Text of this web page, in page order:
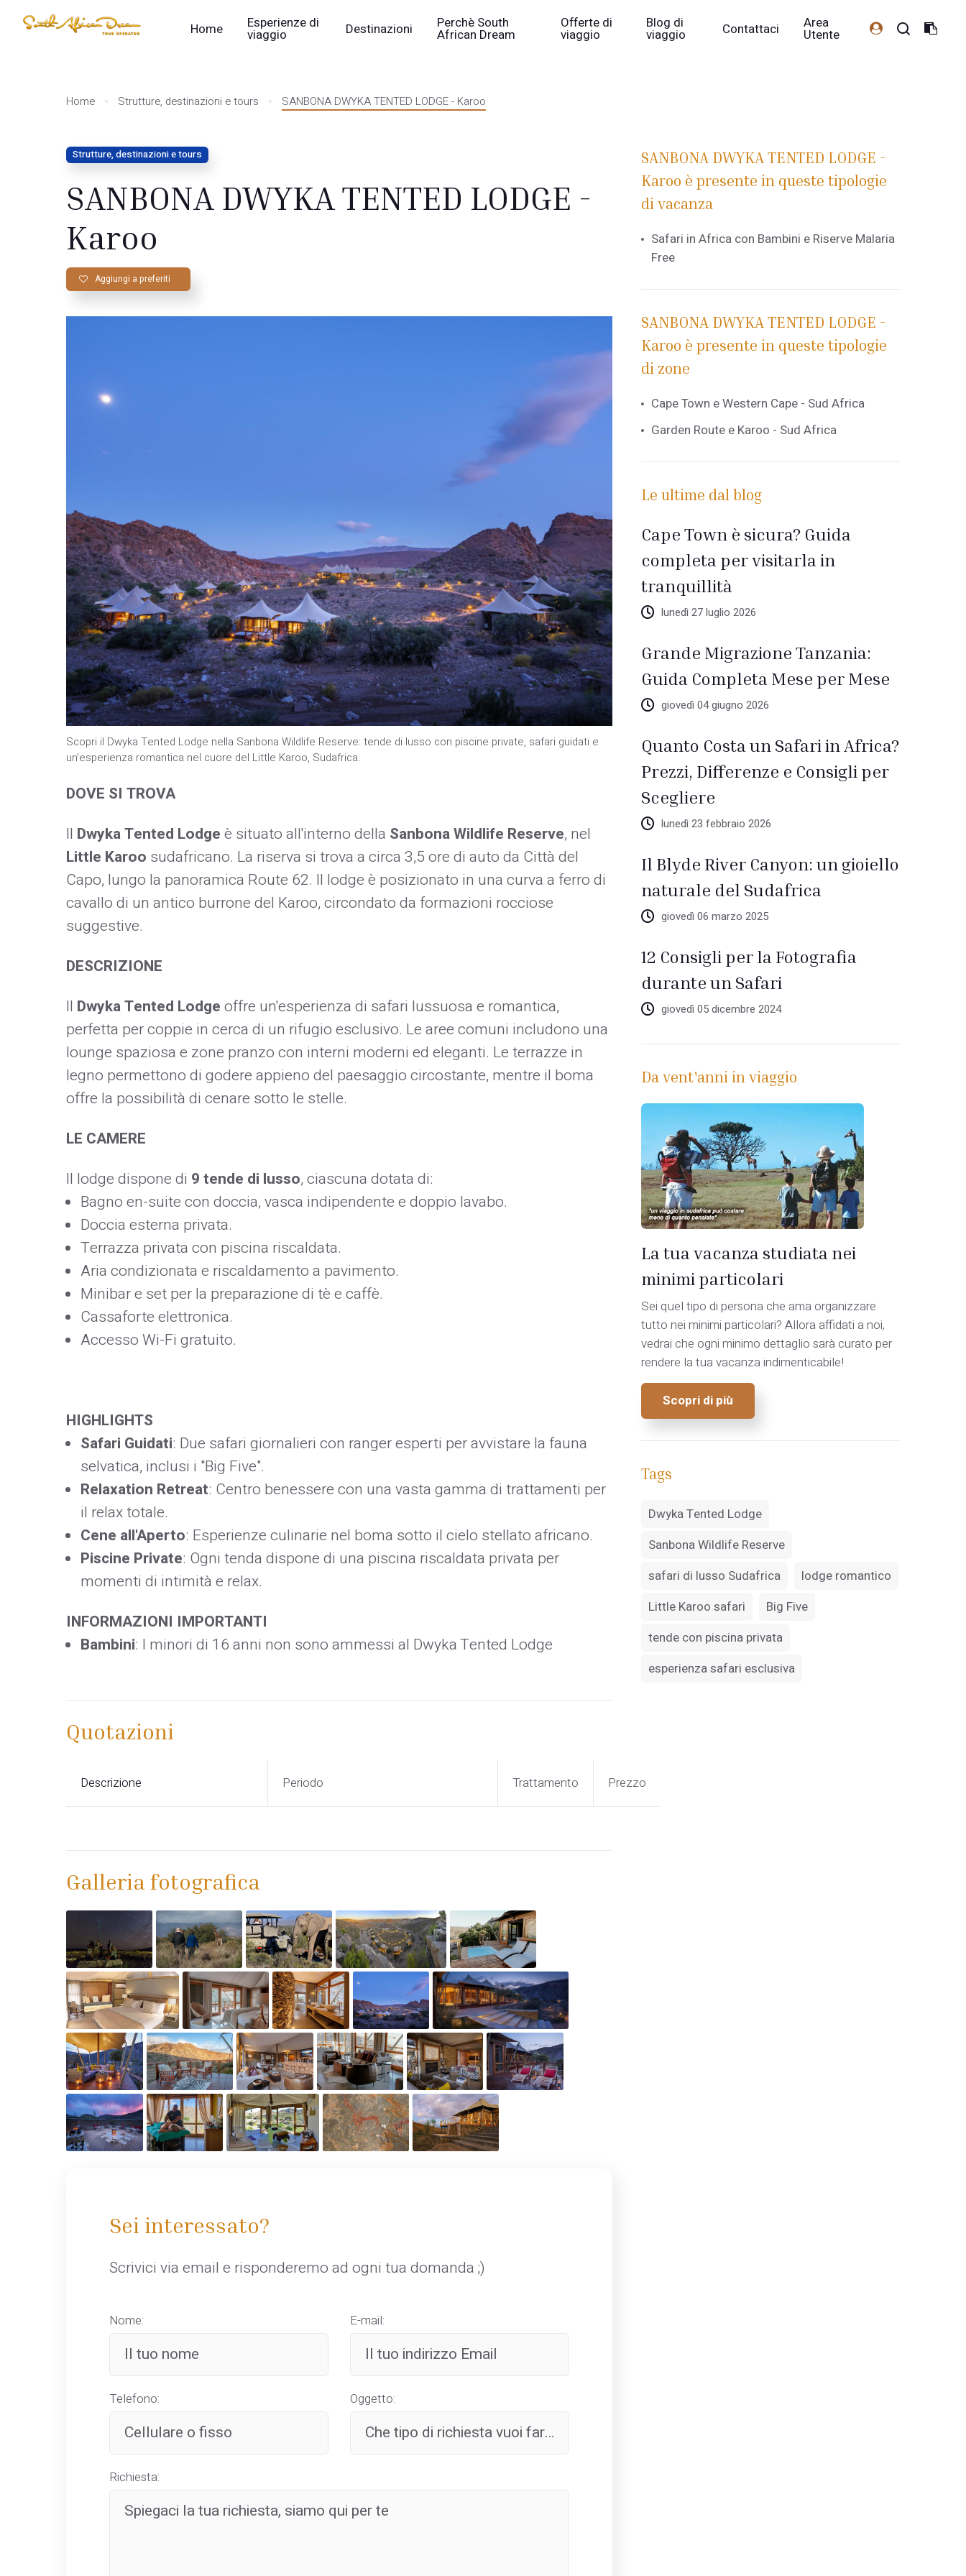
Home Esperienze di
viaggio Destinazioni Perchè South
African Dream
Offerte di
viaggio
Blog di
viaggio Contattaci Area
Utente
Home Strutture, destinazioni e tours SANBONA DWYKA TENTED LODGE - Karoo
Strutture, destinazioni e tours
SANBONA DWYKA TENTED LODGE -
Karoo
Aggiungi a preferiti
Scopri il Dwyka Tented Lodge nella Sanbona Wildlife Reserve: tende di lusso con piscine private, safari guidati e
un'esperienza romantica nel cuore del Little Karoo, Sudafrica.
DOVE SI TROVA
Il Dwyka Tented Lodgeè situato all'interno della Sanbona Wildlife Reserve, nel
Little Karoo sudafricano. La riserva si trova a circa 3,5 ore di auto da Città del
Capo, lungo la panoramica Route 62. Il lodge è posizionato in una curva a ferro di
cavallo di un antico burrone del Karoo, circondato da formazioni rocciose
suggestive. ​
DESCRIZIONE
Il Dwyka Tented Lodgeoffre un'esperienza di safari lussuosa e romantica,
perfetta per coppie in cerca di un rifugio esclusivo. Le aree comuni includono una
lounge spaziosa e zone pranzo con interni moderni ed eleganti. Le terrazze in
legno permettono di godere appieno del paesaggio circostante, mentre il boma
offre la possibilità di cenare sotto le stelle. ​
LE CAMERE
Il lodge dispone di 9 tende di lusso, ciascuna dotata di:​
Bagno en-suite con doccia, vasca indipendente e doppio lavabo.​
Doccia esterna privata.​
Terrazza privata con piscina riscaldata.​
Aria condizionata e riscaldamento a pavimento.​
Minibar e set per la preparazione di tè e caffè.​
Cassaforte elettronica.​
Accesso Wi-Fi gratuito.​
HIGHLIGHTS
Safari Guidati: Due safari giornalieri con ranger esperti per avvistare la fauna
selvatica, inclusi i "Big Five".​
Relaxation Retreat: Centro benessere con una vasta gamma di trattamenti per
il relax totale.​
Cene all'Aperto: Esperienze culinarie nel boma sotto il cielo stellato africano.​
Piscine Private: Ogni tenda dispone di una piscina riscaldata privata per
momenti di intimità e relax.​
INFORMAZIONI IMPORTANTI
Bambini: I minori di 16 anni non sono ammessi al Dwyka Tented Lodge
Quotazioni
Descrizione Periodo Trattamento Prezzo
Galleria fotografica
Sei interessato?
Scrivici via email e risponderemo ad ogni tua domanda ;)
Nome: E-mail:
Telefono: Oggetto:
Richiesta:
SANBONA DWYKA TENTED LODGE -
Karoo è presente in queste tipologie
di vacanza
Safari in Africa con Bambini e Riserve Malaria
Free
SANBONA DWYKA TENTED LODGE -
Karoo è presente in queste tipologie
di zone
Cape Town e Western Cape - Sud Africa
Garden Route e Karoo - Sud Africa
Le ultime dal blog
Cape Town è sicura? Guida
completa per visitarla in
tranquillità
lunedì 27 luglio 2026
Grande Migrazione Tanzania:
Guida Completa Mese per Mese
giovedì 04 giugno 2026
Quanto Costa un Safari in Africa?
Prezzi, Differenze e Consigli per
Scegliere
lunedì 23 febbraio 2026
Il Blyde River Canyon: un gioiello
naturale del Sudafrica
giovedì 06 marzo 2025
12 Consigli per la Fotografia
durante un Safari
giovedì 05 dicembre 2024
Da vent'anni in viaggio
La tua vacanza studiata nei
minimi particolari
Sei quel tipo di persona che ama organizzare
tutto nei minimi particolari? Allora affidati a noi,
vedrai che ogni minimo dettaglio sarà curato per
rendere la tua vacanza indimenticabile!
Scopri di più
Tags
Dwyka Tented Lodge
Sanbona Wildlife Reserve
safari di lusso Sudafrica
lodge romantico
Little Karoo safari
Big Five
tende con piscina privata
esperienza safari esclusiva